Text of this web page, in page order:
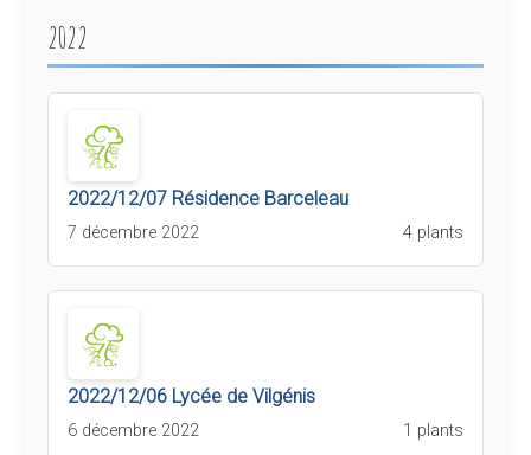
2022
2022/12/07 Résidence Barceleau
7 décembre 2022 4 plants
2022/12/06 Lycée de Vilgénis
6 décembre 2022 1 plants